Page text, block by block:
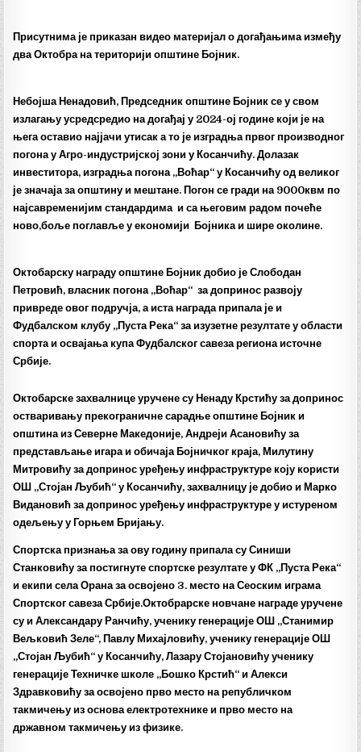
Присутнима је приказан видео материјал о догађањима између
два Октобра на територији општине Бојник.
Небојша Ненадовић, Председник општине Бојник се у свом
излагању усредсредио на догађај у 2024-ој године који је на
њега оставио најјачи утисак а то је изградња првог производног
погона у Агро-индустријској зони у Косанчићу. Долазак
инвеститора, изградња погона „Воћар“ у Косанчићу од великог
је значаја за општину и мештане. Погон се гради на 9000квм по
најсавременијим стандардима и са његовим радом почеће
ново,боље поглавље у економији Бојника и шире околине.
Октобарску награду општине Бојник добио је Слободан
Петровић, власник погона „Воћар“ за допринос развоју
привреде овог подручја, а иста награда припала је и
Фудбалском клубу „Пуста Река“ за изузетне резултате у области
спорта и освајања купа Фудбалског савеза региона источне
Србије.
Октобарске захвалнице уручене су Ненаду Крстићу за допринос
остваривању прекограничне сарадње општине Бојник и
општина из Северне Македоније, Андреји Асановићу за
представљање игара и обичаја Бојничког краја, Милутину
Митровићу за допринос уређењу инфраструктуре коју користи
ОШ „Стојан Љубић“ у Косанчићу, захвалницу је добио и Марко
Видановић за допринос уређењу инфраструктуре у истуреном
одељењу у Горњем Бријању.
Спортска признања за ову годину припала су Синиши
Станковићу за постигнуте спортске резултате у ФК „Пуста Река“
и екипи села Орана за освојено 3. место на Сеоским играма
Спортског савеза Србије.Октобрарске новчане награде уручене
су и Александару Ранчићу, ученику генерације ОШ „Станимир
Вељковић Зеле“, Павлу Михајловићу, ученику генерације ОШ
„Стојан Љубић“ у Косанчићу, Лазару Стојановићу ученику
генерације Техничке школе „Бошко Крстић“ и Алекси
Здравковићу за освојено прво место на републичком
такмичењу из основа електротехнике и прво место на
државном такмичењу из физике.